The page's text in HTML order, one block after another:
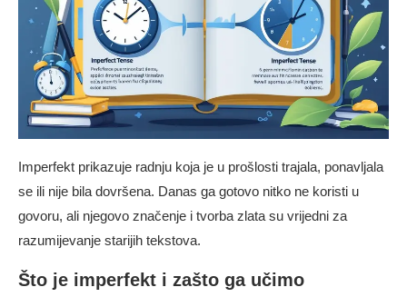
Imperfekt prikazuje radnju koja je u prošlosti trajala, ponavljala
se ili nije bila dovršena. Danas ga gotovo nitko ne koristi u
govoru, ali njegovo značenje i tvorba zlata su vrijedni za
razumijevanje starijih tekstova.
Što je imperfekt i zašto ga učimo